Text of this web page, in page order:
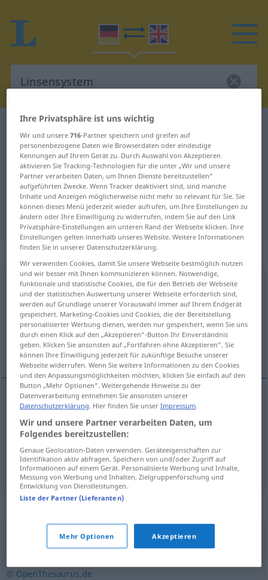
Deutsch-Englisch Wörterbuch
Deutsch-Englisch Übersetzung für
"Linsensystem"
"Linsensystem" Englisch
Übersetzung
„Linsensystem“: Neutrum
Linsensystemn
Übersicht aller Übersetzungen
(Für mehr Details die Übersetzung anklicken/antippen)
lens system, objective optical system
lenssystem Linsensystem FOTO
objective(opticalsystem)
FOTO
Synonyme für "Linsensystem"
Brennglas,Linse,Okular,Objektiv
© OpenThesaurus.de
Ihre Privatsphäre ist uns wichtig
Wir und unsere716-Partner speichern und greifen auf
personenbezogene Daten wie Browserdaten oder eindeutige
Kennungen auf Ihrem Gerät zu. Durch Auswahl von Akzeptieren
aktivieren Sie Tracking-Technologien für die unter „Wir und unsere
Partner verarbeiten Daten, um Ihnen Dienste bereitzustellen“
aufgeführten Zwecke. Wenn Tracker deaktiviert sind, sind manche
Inhalte und Anzeigen möglicherweise nicht mehr so relevant für Sie. Sie
können dieses Menü jederzeit wieder aufrufen, um Ihre Einstellungen zu
ändern oder Ihre Einwilligung zu widerrufen, indem Sie auf den Link
Privatsphäre-Einstellungen am unteren Rand der Webseite klicken. Ihre
Einstellungen gelten innerhalb unseres Website. Weitere Informationen
finden Sie in unserer Datenschutzerklärung.
Wir verwenden Cookies, damit Sie unsere Webseite bestmöglich nutzen
und wir besser mit Ihnen kommunizieren können. Notwendige,
funktionale und statistische Cookies, die für den Betrieb der Webseite
und der statistischen Auswertung unserer Webseite erforderlich sind,
werden auf Grundlage unserer Vorauswahl immer auf Ihrem Endgerät
gespeichert. Marketing-Cookies und Cookies, die der Bereitstellung
personalisierter Werbung dienen, werden nur gespeichert, wenn Sie uns
durch einen Klick auf den „Akzeptieren“-Button Ihr Einverständnis
geben. Klicken Sie ansonsten auf „Fortfahren ohne Akzeptieren“. Sie
können Ihre Einwilligung jederzeit für zukünftige Besuche unserer
Webseite widerrufen. Wenn Sie weitere Informationen zu den Cookies
und den Anpassungsmöglichkeiten möchten, klicken Sie einfach auf den
Button „Mehr Optionen“. Weitergehende Hinweise zu der
Datenverarbeitung entnehmen Sie ansonsten unserer
Datenschutzerklärung. Hier finden Sie unserImpressum.
Wir und unsere Partner verarbeiten Daten, um
Folgendes bereitzustellen:
Genaue Geolocation-Daten verwenden. Geräteeigenschaften zur
Identifikation aktiv abfragen. Speichern von und/oder Zugriff auf
Informationen auf einem Gerät. Personalisierte Werbung und Inhalte,
Messung von Werbung und Inhalten, Zielgruppenforschung und
Entwicklung von Dienstleistungen.
Liste der Partner (Lieferanten)
Mehr Optionen Akzeptieren